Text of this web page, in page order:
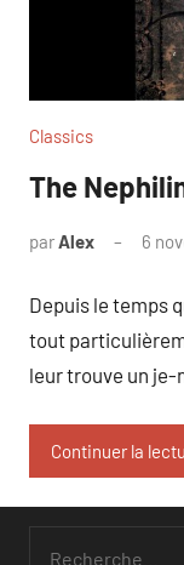
Classics
The
parAlex 6
Depuis le temps
tout
leur trouve un
Continuer la